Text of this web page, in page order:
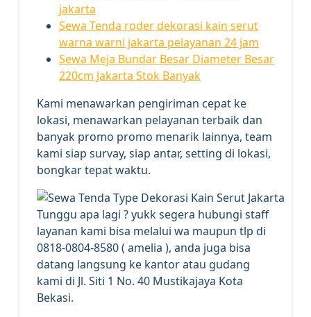
jakarta
Sewa Tenda roder dekorasi kain serut
warna warni jakarta pelayanan 24 jam
Sewa Meja Bundar Besar Diameter Besar
220cm Jakarta Stok Banyak
Kami menawarkan pengiriman cepat ke
lokasi, menawarkan pelayanan terbaik dan
banyak promo promo menarik lainnya, team
kami siap survay, siap antar, setting di lokasi,
bongkar tepat waktu.
Tunggu apa lagi ? yukk segera hubungi staff
layanan kami bisa melalui wa maupun tlp di
0818-0804-8580 ( amelia ), anda juga bisa
datang langsung ke kantor atau gudang
kami di Jl. Siti 1 No. 40 Mustikajaya Kota
Bekasi.